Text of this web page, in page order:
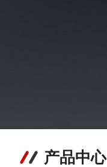
产品中心